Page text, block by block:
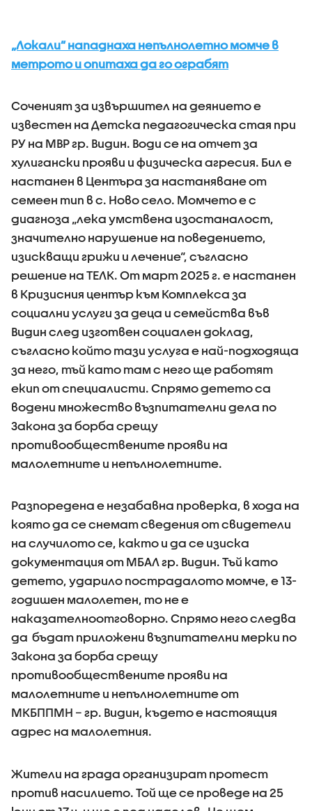
„Локали” нападнаха непълнолетно момче в
метрото и опитаха да го ограбят
Соченият за извършител на деянието е
известен на Детска педагогическа стая при
РУ на МВР гр. Видин. Води се на отчет за
хулигански прояви и физическа агресия. Бил е
настанен в Центъра за настаняване от
семеен тип в с. Ново село. Момчето е с
диагноза „лека умствена изостаналост,
значително нарушение на поведението,
изискващи грижи и лечение“, съгласно
решение на ТЕЛК. От март 2025 г. е настанен
в Кризисния център към Комплекса за
социални услуги за деца и семейства във
Видин след изготвен социален доклад,
съгласно който тази услуга е най-подходяща
за него, тъй като там с него ще работят
екип от специалисти. Спрямо детето са
водени множество възпитателни дела по
Закона за борба срещу
противообществените прояви на
малолетните и непълнолетните.
Разпоредена е незабавна проверка, в хода на
която да се снемат сведения от свидетели
на случилото се, както и да се изиска
документация от МБАЛ гр. Видин. Тъй като
детето, ударило пострадалото момче, е 13-
годишен малолетен, то не е
наказателноотговорно. Спрямо него следва
да бъдат приложени възпитателни мерки по
Закона за борба срещу
противообществените прояви на
малолетните и непълнолетните от
МКБППМН – гр. Видин, където е настоящия
адрес на малолетния.
Жители на града организират протест
против насилието. Той ще се проведе на 25